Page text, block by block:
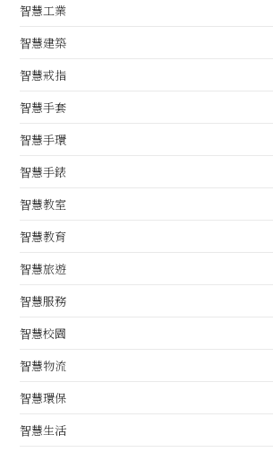
智慧工業
智慧建築
智慧戒指
智慧手套
智慧手環
智慧手錶
智慧教室
智慧教育
智慧旅遊
智慧服務
智慧校園
智慧物流
智慧環保
智慧生活